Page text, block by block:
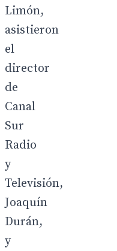
Limón,
asistieron
el
director
de
Canal
Sur
Radio
y
Televisión,
Joaquín
Durán,
y